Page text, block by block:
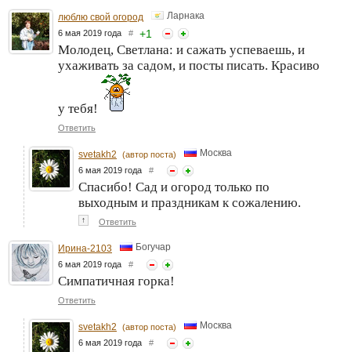
люблю свой огород Ларнака
6 мая 2019 года # +1
Молодец, Светлана: и сажать успеваешь, и
ухаживать за садом, и посты писать. Красиво
у тебя!
Ответить
svetakh2 (автор поста) Москва
6 мая 2019 года #
Спасибо! Сад и огород только по
выходным и праздникам к сожалению.
↑ Ответить
Ирина-2103 Богучар
6 мая 2019 года #
Симпатичная горка!
Ответить
svetakh2 (автор поста) Москва
6 мая 2019 года #